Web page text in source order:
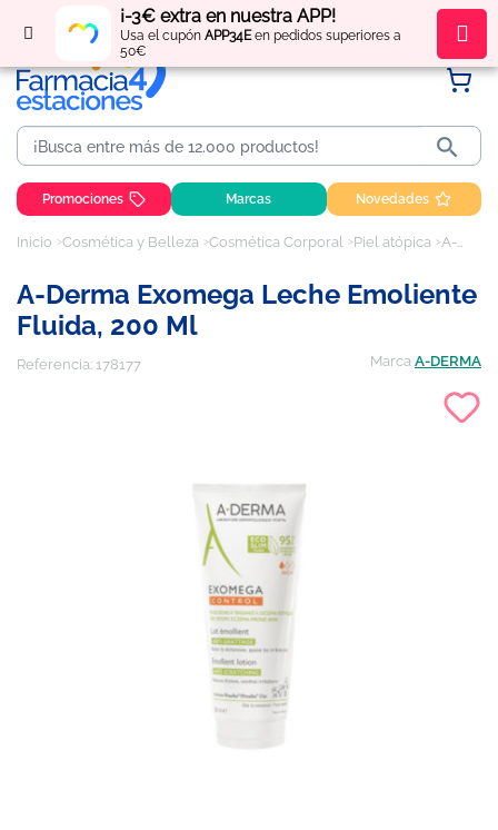
¡-3€ extra en nuestra APP!
Usa el cupón APP34Een pedidos superiores a
50€
Regístratey obténpuntos por tus compras

Promociones Marcas Novedades
Inicio Cosmética y Belleza Cosmética Corporal Piel atópica A-Derma Exomega Leche Emoliente Fluida, 200 ml
A-Derma Exomega Leche Emoliente
Fluida, 200 Ml
Referencia: 178177 Marca A-DERMA